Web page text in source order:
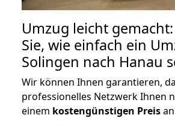
Umzug leicht
Sie, wie einfach ein
Solingen nach Hanau
Wir können Ihnen garantieren,
professionelles Netzwerk Ihnen
einem kostengünstigen Preis